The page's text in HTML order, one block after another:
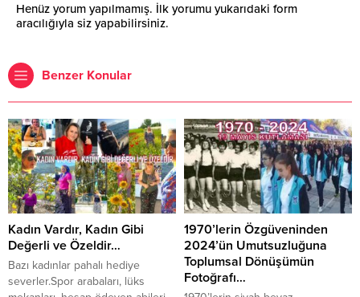
Henüz yorum yapılmamış. İlk yorumu yukarıdaki form
aracılığıyla siz yapabilirsiniz.
Benzer Konular
Kadın Vardır, Kadın Gibi
Değerli ve Özeldir…
Bazı kadınlar pahalı hediye
severler.Spor arabaları, lüks
1970’lerin Özgüveninden
2024’ün Umutsuzluğuna
Toplumsal Dönüşümün
Fotoğrafı…